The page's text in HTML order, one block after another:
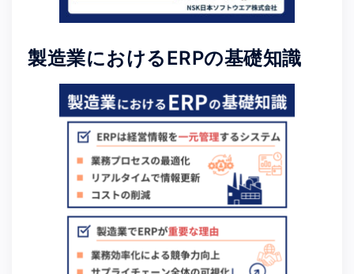
製造業におけるERPの基礎知識